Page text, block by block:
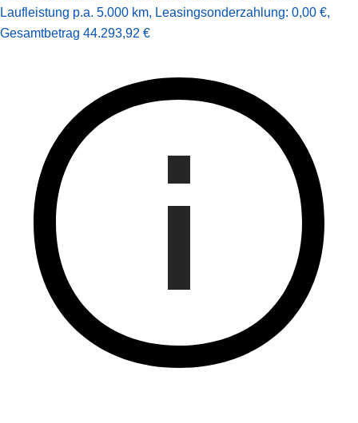
Laufleistung p.a. 5.000 km, Leasingsonderzahlung: 0,00 €,
Gesamt­betrag 44.293,92 €